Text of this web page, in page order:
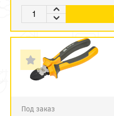
Под заказ